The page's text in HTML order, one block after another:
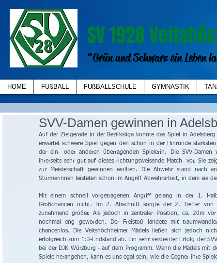
SV 1928
"Grün und Schwarz ein Leben
HOME FUßBALL FUßBALLSCHULE GYMNASTIK
SVV-Damen gewinnen in
Auf der Zielgerade in der Bezirksliga konnte das Spiel in
erwartet schwere Spiel gegen den schon in der Hinrunde
der ein- oder anderen überragenden Spielerin. Die SVV-
ihrerseits sehr gut auf dieses richtungsweisende Match  vor. Sie
zur Meisterschaft gewinnen wollten. Die Abwehr stand nach
Stürmerinnen leisteten schon im Angriff Abwehrarbeit, in dem sie
Mit einem schnell vorgetragenen Angriff gelang in der 1.
Großchancen nicht. Im 2. Abschnitt sorgte der 2. Treffer von
zunehmend größer. Als jedoch in zentraler Position, ca. 20m
nochmal eng geworden. Der Freistoß landete mit
chancenlos. Die Veitshöchheimer Mädels ließen sich jedoch
erfolgreich zum 1:3-Endstand ab. Ein sehr verdienter Erfolg der
bei der DJK Würzburg - auf dem Programm. Wenn die Mädels mit
Spiele herangehen, kann es uns egal sein, wie die Gegner ihre